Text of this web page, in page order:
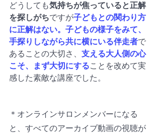
どうしても気持ちが焦っていると正解
を探しがちですが子どもとの関わり方
に正解はない。子どもの様子をみて、
手探りしながら共に横にいる伴走者で
あることの大切さ、 支える大人側の心
こそ、まず大切にすることを改めて実
感した素敵な講座でした。
＊オンラインサロンメンバーになる
と、すべてのアーカイブ動画の視聴が